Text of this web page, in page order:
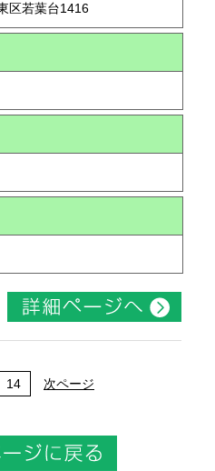
区若葉台1416
14 次ページ